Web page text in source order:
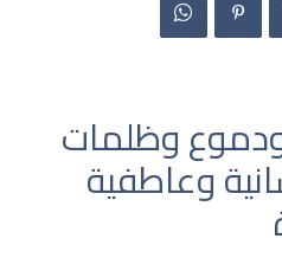
وظلمات
وعاطفية